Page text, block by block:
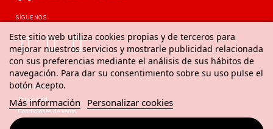
Este sitio web utiliza cookies propias y de terceros para
mejorar nuestros servicios y mostrarle publicidad relacionada
con sus preferencias mediante el análisis de sus hábitos de
navegación. Para dar su consentimiento sobre su uso pulse el
botón Acepto.
Más información Personalizar cookies
SÍGUENOS
Aviso legal
Privacidad
Condiciones de venta